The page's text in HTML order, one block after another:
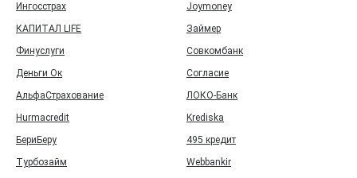
Ингосстрах
Joymoney
КАПИТАЛ LIFE
Займер
Финуслуги
Совкомбанк
Деньги Ок
Согласие
АльфаСтрахование
ЛОКО-Банк
Hurmacredit
Krediska
БериБеру
495 кредит
Турбозайм
Webbankir